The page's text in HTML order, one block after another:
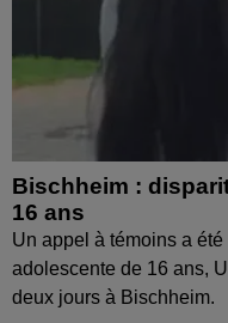
Bischheim :
16 ans
Un appel à témoins a
adolescente de 16 ans,
deux jours à Bischheim.